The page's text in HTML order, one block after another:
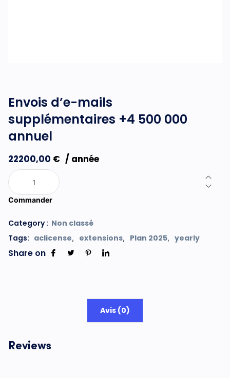
Envois d’e-mails
supplémentaires +4 500 000
annuel
22200,00 € / année
Commander
Category : Non classé
Tags: aclicense, extensions, Plan 2025, yearly
Share on
Avis (0)
Reviews